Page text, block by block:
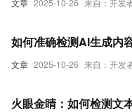
文章 2025-10-26 来自：开发
文章 2025-10-26 来自：开发
如何准确检测AI生成内
火眼金睛：如何检测文